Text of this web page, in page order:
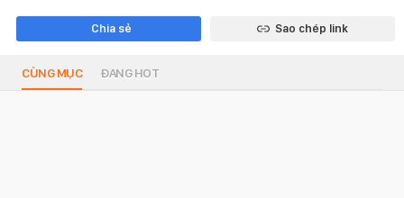
Chia sẻ Sao chép link
CÙNG MỤC ĐANG HOT